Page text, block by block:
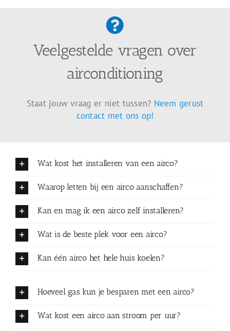
Veelgestelde vragen over
airconditioning
Staat jouw vraag er niet tussen? Neem gerust
contact met ons op!
Wat kost het installeren van een airco?
Waarop letten bij een airco aanschaffen?
Kan en mag ik een airco zelf installeren?
Wat is de beste plek voor een airco?
Kan één airco het hele huis koelen?
Hoeveel gas kun je besparen met een airco?
Wat kost een airco aan stroom per uur?